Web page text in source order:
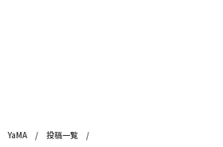
YaMA / 投稿一覧
/